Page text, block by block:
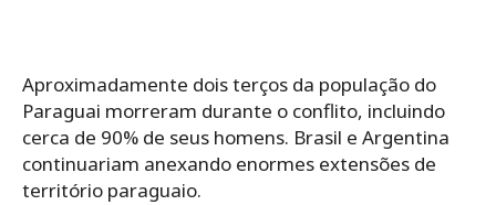
Aproximadamente dois terços da população do
Paraguai morreram durante o conflito, incluindo
cerca de 90% de seus homens. Brasil e Argentina
continuariam anexando enormes extensões de
território paraguaio.